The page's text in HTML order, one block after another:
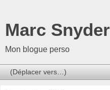
Marc Snyder
Mon blogue perso